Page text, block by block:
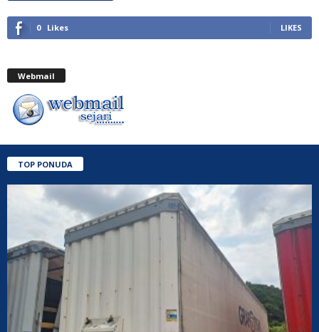
0 Likes LIKES
Webmail
TOP PONUDA